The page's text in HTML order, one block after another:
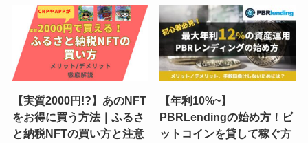
【実質2000円!?】あのNFT
をお得に買う方法｜ふるさ
と納税NFTの買い方️と注意
【年利10%~】
PBRLendingの始め方！ビ
ットコインを貸して稼ぐ方